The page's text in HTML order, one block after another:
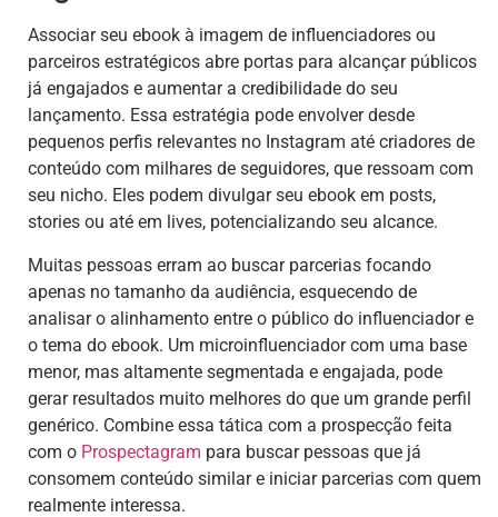
Associar seu ebook à imagem de influenciadores ou
parceiros estratégicos abre portas para alcançar públicos
já engajados e aumentar a credibilidade do seu
lançamento. Essa estratégia pode envolver desde
pequenos perfis relevantes no Instagram até criadores de
conteúdo com milhares de seguidores, que ressoam com
seu nicho. Eles podem divulgar seu ebook em posts,
stories ou até em lives, potencializando seu alcance.
Muitas pessoas erram ao buscar parcerias focando
apenas no tamanho da audiência, esquecendo de
analisar o alinhamento entre o público do influenciador e
o tema do ebook. Um microinfluenciador com uma base
menor, mas altamente segmentada e engajada, pode
gerar resultados muito melhores do que um grande perfil
genérico. Combine essa tática com a prospecção feita
com o Prospectagram para buscar pessoas que já
consomem conteúdo similar e iniciar parcerias com quem
realmente interessa.